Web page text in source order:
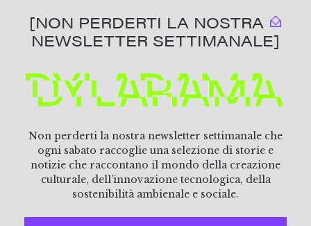
[NON PERDERTI LA NOSTRA
NEWSLETTER SETTIMANALE]
Non perderti la nostra newsletter settimanale che
ogni sabato raccoglie una selezione di storie e
notizie che raccontano il mondo della creazione
culturale, dell’innovazione tecnologica, della
sostenibilità ambienale e sociale.